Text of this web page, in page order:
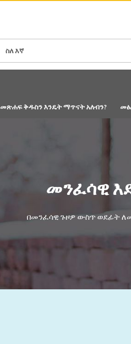
ስለ እኛ
መጽሐፍ ቅዱስን እንዴት ማጥናት አለብን?
መንፈሳዊ
በመንፈሳዊ ጉዞዎ ውስጥ ወደፊት